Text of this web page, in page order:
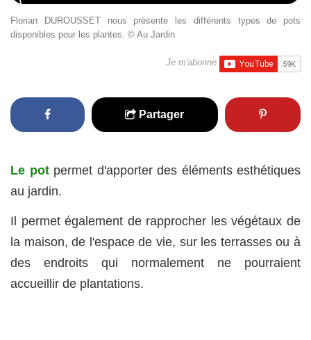
Florian DUROUSSET nous présente les différents types de pots
disponibles pour les plantes. © Au Jardin
Je m'abonne
Partager
Le potpermet d'apporter des éléments esthétiques
au jardin.
Il permet également de rapprocher les végétaux de
la maison, de l'espace de vie, sur les terrasses ou à
des endroits qui normalement ne pourraient
accueillir de plantations.